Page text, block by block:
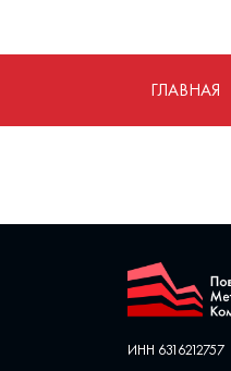
ГЛАВНАЯ
ИНН 6316212757